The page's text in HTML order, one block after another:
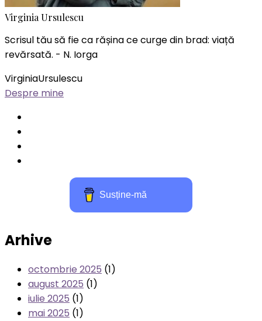
Virginia Ursulescu
Scrisul tău să fie ca rășina ce curge din brad: viață
revărsată. - N. Iorga
VirginiaUrsulescu
Despre mine
Susține-mă
Arhive
octombrie 2025 (1)
august 2025 (1)
iulie 2025 (1)
mai 2025 (1)